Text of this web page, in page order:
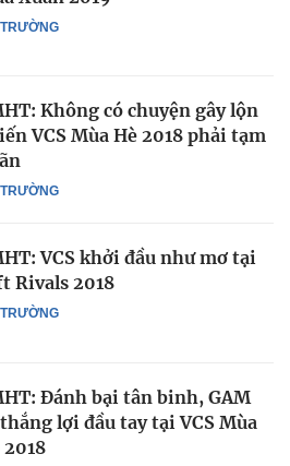
Không có chuyện gây lộn
VCS Mùa Hè 2018 phải tạm
VCS khởi đầu như mơ tại
Rivals 2018
Đánh bại tân binh, GAM
lợi đầu tay tại VCS Mùa
2018